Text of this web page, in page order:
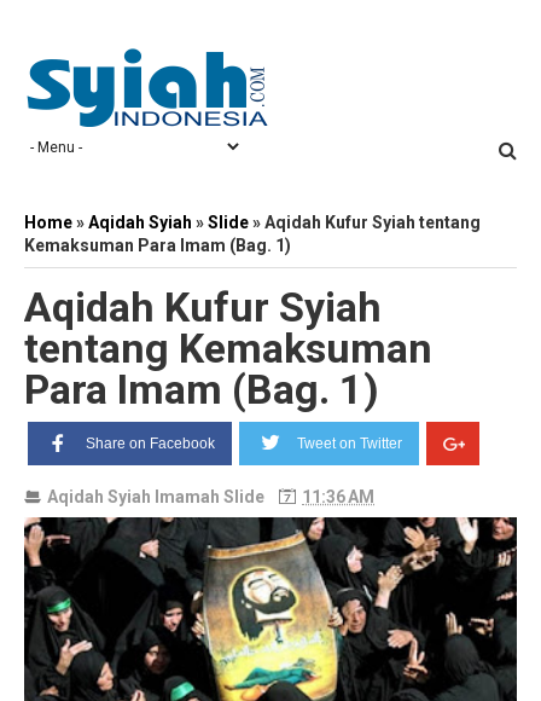
Home»Aqidah Syiah »Slide»Aqidah Kufur Syiah tentang
Kemaksuman Para Imam (Bag. 1)
Aqidah Kufur Syiah
tentang Kemaksuman
Para Imam (Bag. 1)
Share on Facebook Tweet on Twitter
Aqidah Syiah Imamah Slide 11:36 AM